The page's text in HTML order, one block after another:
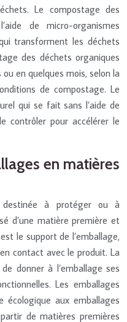
Le compostage des
de micro-organismes
transforment les déchets
des déchets organiques
en quelques mois, selon la
de compostage. Le
qui se fait sans l’aide de
contrôler pour accélérer le
en matières
destinée à protéger ou à
d’une matière première et
le support de l’emballage,
contact avec le produit. La
donner à l’emballage ses
Les emballages
écologique aux emballages
de matières premières